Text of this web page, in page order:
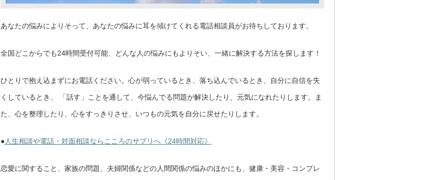
あなたの悩みによりそって、あなたの悩みに耳を傾けてくれる電話相談員がお待ちしております。
全国どこからでも24時間受付可能、どんな人の悩みにもよりそい、一緒に解決する方法を探します！
ひとりで抱え込まずにお電話ください。心が弱っているとき、落ち込んでいるとき、自分に自信を失
くしているとき、 「話す」ことを通して、今悩んでる問題が解決したり、元気になれたりします。ま
た、心を整理したり、心をすっきりさせ、いつもの元気を自分に戻せたりします。
●人生相談や電話・対面相談ならこころのサプリへ《24時間対応》
恋愛に関すること、家族の問題、夫婦関係などの人間関係の悩みのほかにも、健康・美容・コンプレ